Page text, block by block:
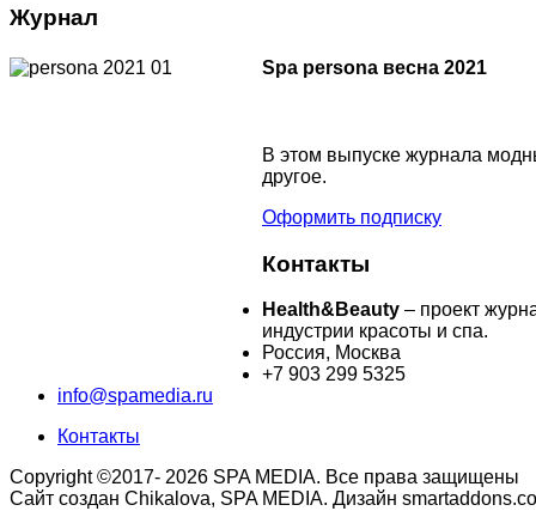
Журнал
Spa persona весна 2021
В этом выпуске журнала
другое.
Оформить подписку
Контакты
Health&Beauty – проект
индустрии красоты и спа.
Россия, Москва
+7 903 299 5325
info@spamedia.ru
Контакты
Copyright ©2017- 2026 SPA MEDIA. Все права защищены
Сайт создан Chikalova, SPA MEDIA. Дизайн